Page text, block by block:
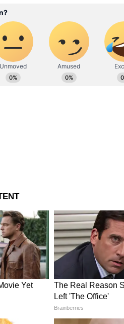
জোরদার করতে এবং সমন্বিত
বৃদ্ধি করতে এই পদটি প্রবর্তন
হিসেবে দায়িত্ব
২০২৩ থেকে জুন ২০২৪
চিফ হিসেবে দায়িত্ব পালন
মিলিটারি একাডেমির
৮ম ব্যাটালিয়নে কমিশন
স্টাফ কলেজ এবং
তিনি কিংস কলেজ লন্ডন
থেকে প্রতিরক্ষা গবেষণায়